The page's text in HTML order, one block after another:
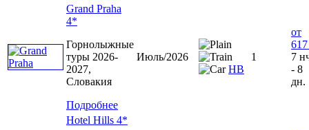
Grand Praha
4*
Горнолыжные
туры 2026-
2027,
Словакия
Подробнее
Июль/2026
НВ
1
от
7
- 8
дн.
Hotel Hills 4*